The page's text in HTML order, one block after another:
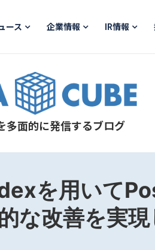
ース 企業情報 IR情報
多面的に発信するブログ
を用いて
な改善を実